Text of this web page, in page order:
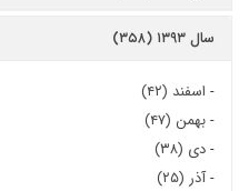
سال ۱۳۹۳ (۳۵۸)
- اسفند (۴۲)
-بهمن (۴۷)
-دی (۳۸)
-آذر (۲۵)